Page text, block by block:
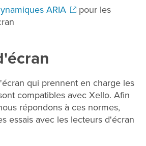
ARIA
pour les
qui prennent en charge les
compatibles avec Xello. Afin
répondons à ces normes,
essais avec les lecteurs d'écran